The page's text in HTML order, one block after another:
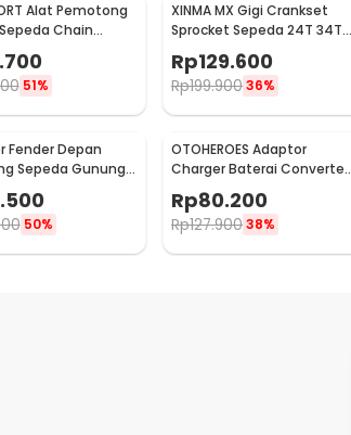
Alat Pemotong
Chain
51%
XINMA MX Gigi Crankset
Sprocket Sepeda 24T 34T
42T 7/8/9 Speed - TL-82-L
Rp129.600
Rp199.90036%
Fender Depan
Sepeda Gunung
50%
OTOHEROES Adaptor
Charger Baterai Converter
Aki Motor Skuter 48V 20Ah -
YF2021-12
Rp80.200
Rp127.90038%